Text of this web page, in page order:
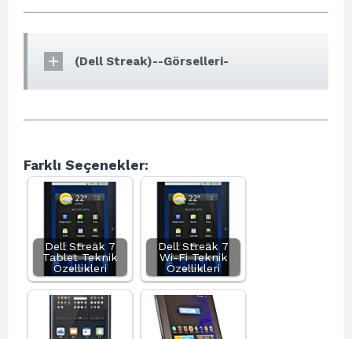
(Dell Streak)--Görselleri-
Farklı Seçenekler:
Dell Streak 7
Tablet Teknik
Özellikleri
Dell Streak 7
Wi-Fi Teknik
Özellikleri